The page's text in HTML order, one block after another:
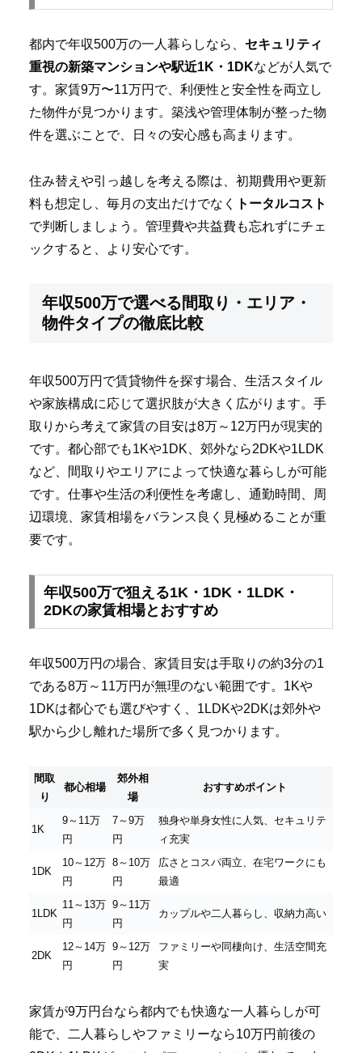
都内で年収500万の一人暮らしなら、 セキュリティ
重視の新築マンションや駅近1K・1DKなどが人気で
す。家賃9万〜11万円で、利便性と安全性を両立し
た物件が見つかります。築浅や管理体制が整った物
件を選ぶことで、日々の安心感も高まります。
住み替えや引っ越しを考える際は、初期費用や更新
料も想定し、毎月の支出だけでなく
トータルコスト
で判断しましょう。管理費や共益費も忘れずにチェ
ックすると、より安心です。
年収500万で選べる間取り・エリア・
物件タイプの徹底比較
年収500万円で賃貸物件を探す場合、生活スタイル
や家族構成に応じて選択肢が大きく広がります。手
取りから考えて家賃の目安は8万～12万円が現実的
です。都心部でも1Kや1DK、郊外なら2DKや1LDK
など、間取りやエリアによって快適な暮らしが可能
です。仕事や生活の利便性を考慮し、通勤時間、周
辺環境、家賃相場をバランス良く見極めることが重
要です。
年収500万で狙える1K・1DK・1LDK・
2DKの家賃相場とおすすめ
年収500万円の場合、家賃目安は手取りの約3分の1
である8万～11万円が無理のない範囲です。1Kや
1DKは都心でも選びやすく、1LDKや2DKは郊外や
駅から少し離れた場所で多く見つかります。
間取
り
都心相場
郊外相
場
おすすめポイント
1K
9～11万
円
7～9万
円
独身や単身女性に人気、セキュリテ
ィ充実
1DK
10～12万
円
8～10万
円
広さとコスパ両立、在宅ワークにも
最適
1LDK
11～13万
円
9～11万
円
カップルや二人暮らし、収納力高い
2DK
12～14万
円
9～12万
円
ファミリーや同棲向け、生活空間充
実
家賃が9万円台なら都内でも快適な一人暮らしが可
能で、二人暮らしやファミリーなら10万円前後の